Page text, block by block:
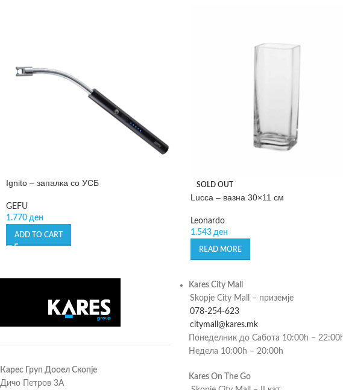
Ignito – запалка со УСБ
GEFU
1.770 ден
ADD TO CART
SOLD OUT
Lucca – вазна 30×11 см
Leonardo
1.543 ден
READ MORE
Карес Груп Дооел Скопје
Дичо Петров 3А
Kares City Mall
Skopje City Mall – приземје
078-254-623
citymall@kares.mk
Понеделник до Сабота 10:00h –
Недела 10:00h – 20:00h
Kares On The Go